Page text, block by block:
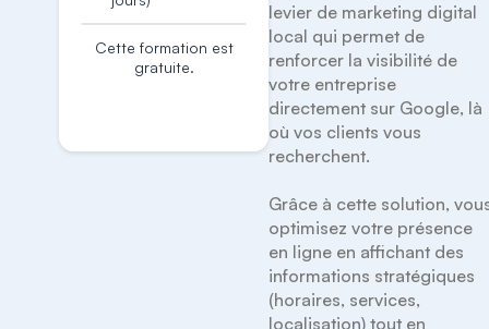
Cette formation est
gratuite.
levier de marketing digital
local qui permet de
renforcer la visibilité de
votre entreprise
directement sur Google, là
où vos clients vous
recherchent.
Grâce à cette solution,
optimisez votre présence
en ligne en affichant des
informations stratégiques
(horaires, services,
localisation) tout en